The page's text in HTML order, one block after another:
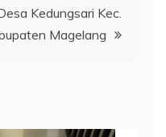
Kedungsari Kec.
Magelang